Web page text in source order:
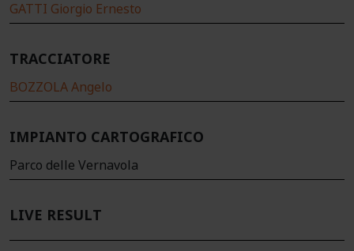
GATTI Giorgio Ernesto
TRACCIATORE
BOZZOLA Angelo
IMPIANTO CARTOGRAFICO
Parco delle Vernavola
LIVE RESULT